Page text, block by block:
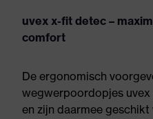
uvex x-fit detec –
comfort
De ergonomisch
wegwerpoordopjes
en zijn daarmee